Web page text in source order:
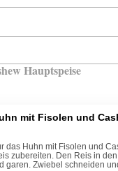
Hauptspeise
mit Fisolen und
das Huhn mit Fisolen und
zubereiten. Den Reis in
garen. Zwiebel schneiden